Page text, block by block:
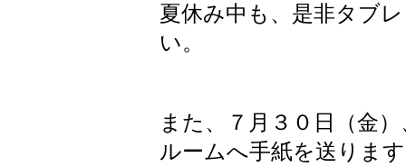
夏休み中も、是非タブ
い。
また、７月３０日（金
ルームへ手紙を送りま